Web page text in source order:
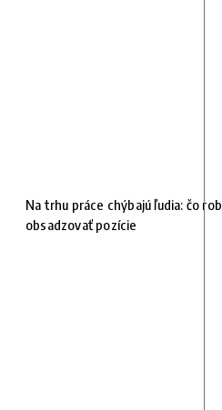
Na trhu práce chýbajú ľudia: čo
obsadzovať pozície